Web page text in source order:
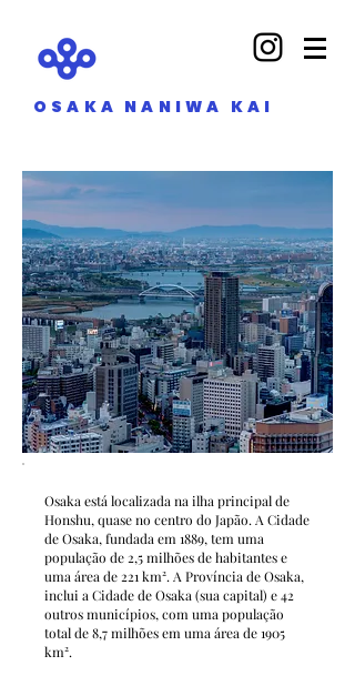
OSAKA NANIWA KAI
Osaka está localizada na ilha principal de
Honshu, quase no centro do Japão. A Cidade
de Osaka, fundada em 1889, tem uma
população de 2,5 milhões de habitantes e
uma área de 221 km². A Província de Osaka,
inclui a Cidade de Osaka (sua capital) e 42
outros municípios, com uma população
total de 8,7 milhões em uma área de 1905
km².